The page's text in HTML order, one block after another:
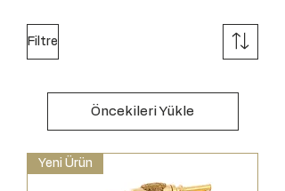
Filtre
Öncekileri Yükle
Yeni Ürün